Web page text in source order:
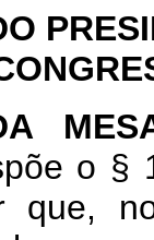
o §
que,